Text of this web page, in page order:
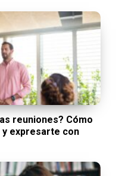
reuniones? Cómo
expresarte con